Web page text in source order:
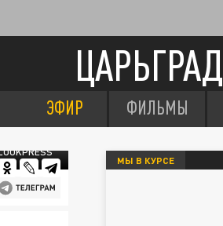
ЦАРЬГРАД
ЭФИР ФИЛЬМЫ
МЫ В КУРСЕ